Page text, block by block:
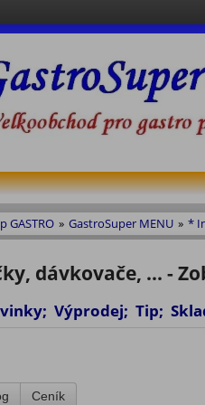
GASTRO » GastroSuper MENU » *
dávkovače, ... -
Výprodej;
Ceník